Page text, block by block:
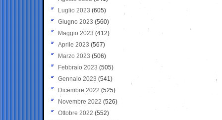
Luglio 2023 (605)
Giugno 2023 (560)
Maggio 2023 (412)
Aprile 2023 (567)
Marzo 2023 (506)
Febbraio 2023 (505)
Gennaio 2023 (541)
Dicembre 2022 (525)
Novembre 2022 (526)
Ottobre 2022 (552)